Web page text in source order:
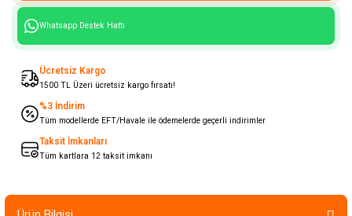
Whatsapp Destek Hattı
Ücretsiz Kargo
1500 TL Üzeri ücretsiz kargo fırsatı!
%3 İndirim
Tüm modellerde EFT/Havale ile ödemelerde geçerli indirimler
Taksit İmkanları
Tüm kartlara 12 taksit imkanı